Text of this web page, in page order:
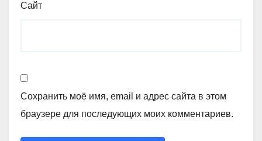
Сайт
Сохранить моё имя, email и адрес сайта в этом
браузере для последующих моих комментариев.